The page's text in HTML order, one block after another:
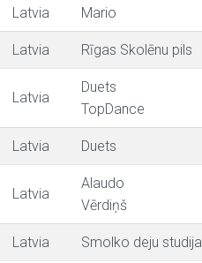
Latvia Mario
Latvia Rīgas Skolēnu pils
Latvia
Duets
TopDance
Latvia Duets
Latvia
Alaudo
Vērdiņš
Latvia Smolko deju studija